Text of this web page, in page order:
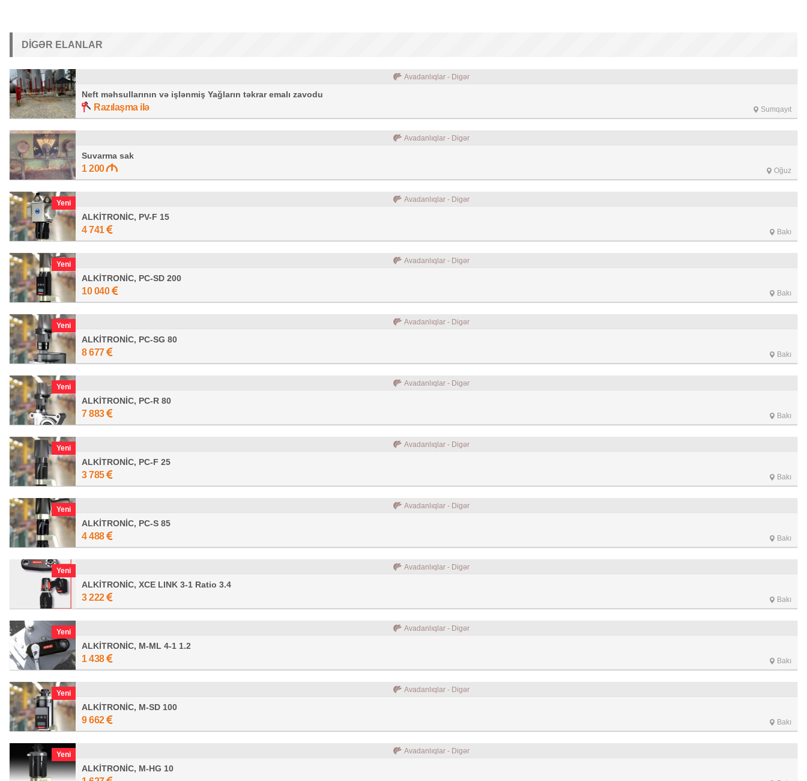
DIGƏR ELANLAR
Avadanlıqlar - Digər
Neft məhsullarının və işlənmiş Yağların təkrar emalı zavodu
Razılaşma ilə Sumqayıt
Avadanlıqlar - Digər
Suvarma sak
1 200 Oğuz
Yeni Avadanlıqlar - Digər
ALKİTRONİC, PV-F 15
4 741 Bakı
Yeni Avadanlıqlar - Digər
ALKİTRONİC, PC-SD 200
10 040 Bakı
Yeni Avadanlıqlar - Digər
ALKİTRONİC, PC-SG 80
8 677 Bakı
Yeni Avadanlıqlar - Digər
ALKİTRONİC, PC-R 80
7 883 Bakı
Yeni Avadanlıqlar - Digər
ALKİTRONİC, PC-F 25
3 785 Bakı
Yeni Avadanlıqlar - Digər
ALKİTRONİC, PC-S 85
4 488 Bakı
Yeni Avadanlıqlar - Digər
ALKİTRONİC, XCE LINK 3-1 Ratio 3.4
3 222 Bakı
Yeni Avadanlıqlar - Digər
ALKİTRONİC, M-ML 4-1 1.2
1 438 Bakı
Yeni Avadanlıqlar - Digər
ALKİTRONİC, M-SD 100
9 662 Bakı
Yeni Avadanlıqlar - Digər
ALKİTRONİC, M-HG 10